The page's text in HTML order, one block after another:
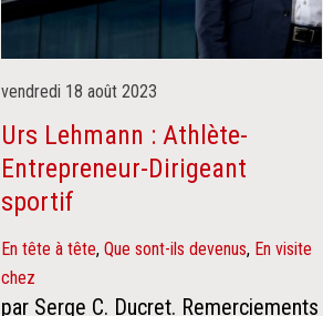
vendredi 18 août 2023
Urs Lehmann : Athlète-
Entrepreneur-Dirigeant
sportif
En tête à tête, Que sont-ils devenus, En visite
chez
par Serge C. Ducret. Remerciements